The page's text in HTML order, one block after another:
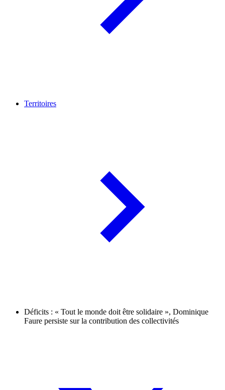
Territoires
Déficits : « Tout le monde doit être solidaire », Dominique
Faure persiste sur la contribution des collectivités